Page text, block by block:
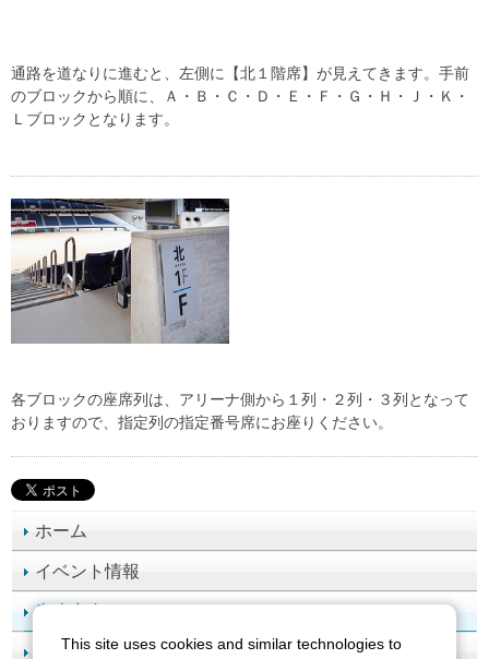
ホーム
イベント情報
座席案内
施設案内
通路を道なりに進むと、左側に【北１階席】が見えてきます。手前
のブロックから順に、Ａ・Ｂ・Ｃ・Ｄ・Ｅ・Ｆ・Ｇ・Ｈ・Ｊ・Ｋ・
Ｌブロックとなります。
各ブロックの座席列は、アリーナ側から１列・２列・３列となって
おりますので、指定列の指定番号席にお座りください。
This site uses cookies and similar technologies to